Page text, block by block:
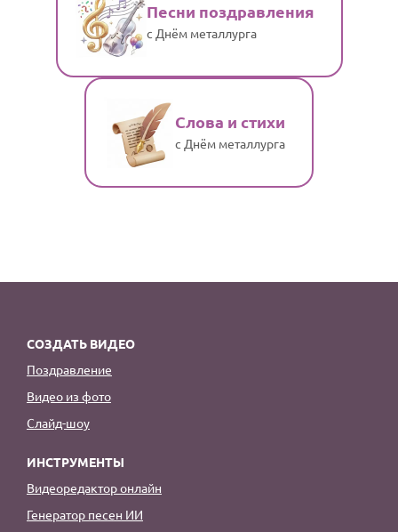
Песни поздравления
с Днём металлурга
Слова и стихи
с Днём металлурга
СОЗДАТЬ ВИДЕО
Поздравление
Видео из фото
Слайд-шоу
ИНСТРУМЕНТЫ
Видеоредактор онлайн
Генератор песен ИИ